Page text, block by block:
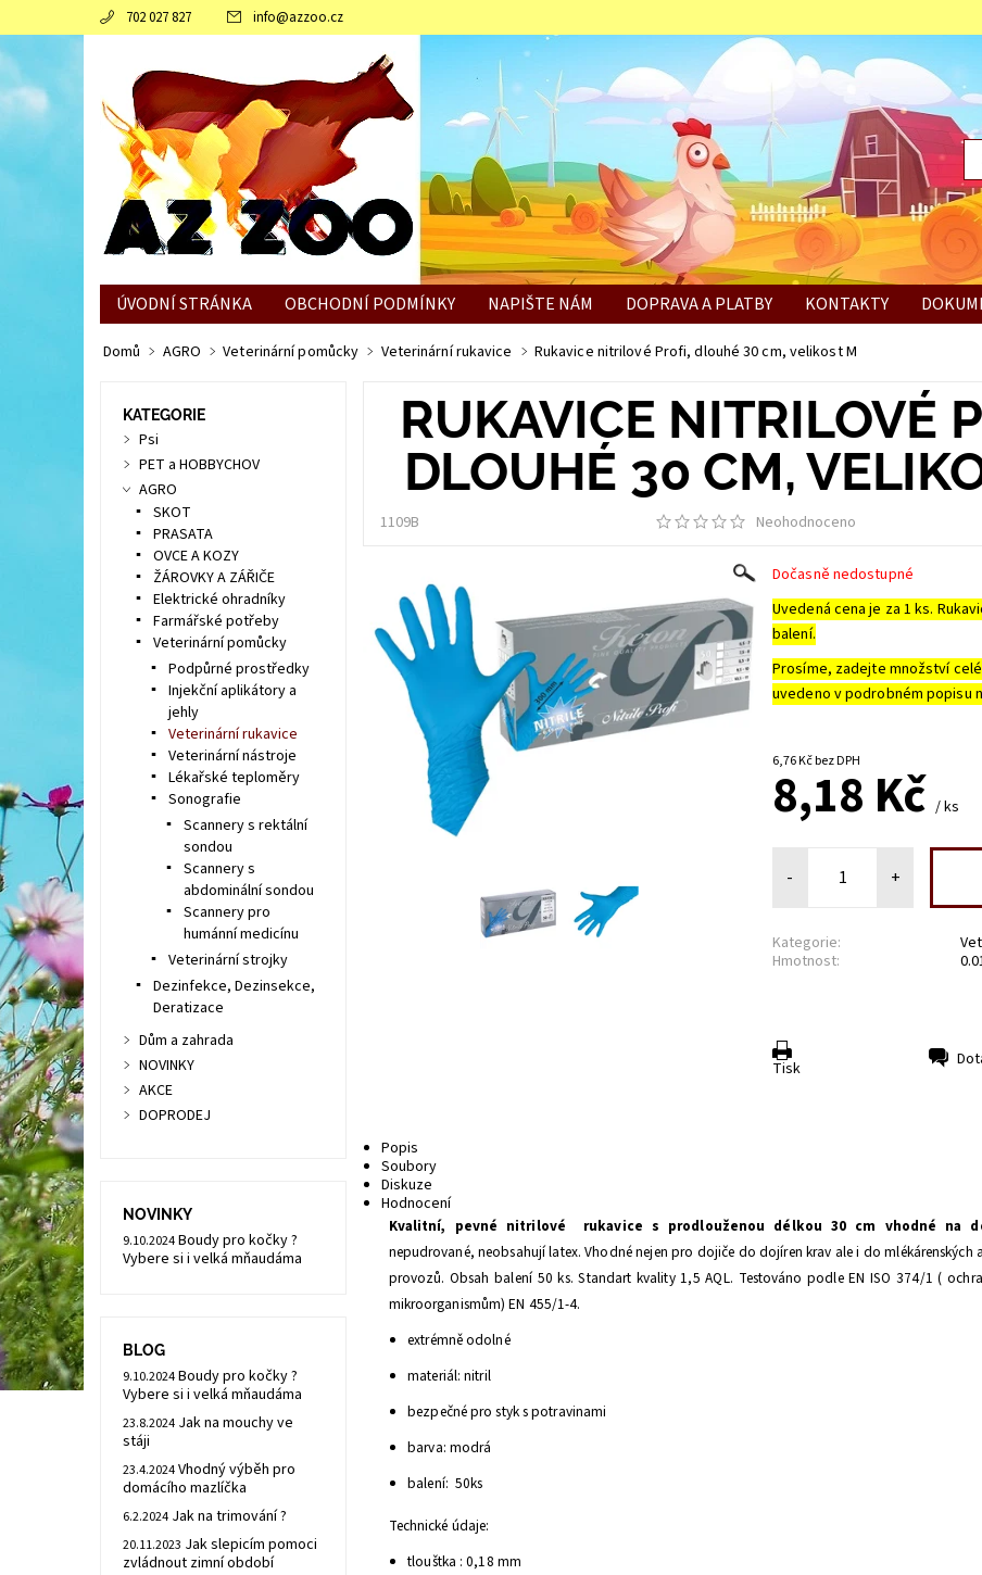
702 027 827 info@azzoo.cz
ÚVODNÍ STRÁNKA OBCHODNÍ PODMÍNKY NAPIŠTE NÁM DOPRAVA A PLATBY KONTAKTY
JAK SLEPICÍM POMOCI ZVLÁDNOUT ZIMNÍ OBDOBÍ
Domů AGRO Veterinární pomůcky Veterinární rukavice Rukavice nitrilové Profi, dlouhé 30 cm, velikost M
RUKAVICE NITRILOVÉ
DLOUHÉ 30 CM,
1109B Neohodnoceno
Dočasně nedostupné
Uvedená cena je za 1 ks.
balení.
Prosíme, zadejte množství
uvedeno v podrobném popisu
6,76 Kč bez DPH
8,18 Kč/ ks
- +
Kategorie:
Hmotnost:
Tisk
Popis
Soubory
Diskuze
Hodnocení
Kvalitní, pevné nitrilové rukavice s prodlouženou délkou 30 cm vhodné na
nepudrované, neobsahují latex. Vhodné nejen pro dojiče do dojíren krav ale i do mlékárenských
provozů. Obsah balení 50 ks. Standart kvality 1,5 AQL. Testováno podle EN ISO 374/1 (
mikroorganismům) EN 455/1-4.
extrémně odolné
materiál: nitril
bezpečné pro styk s potravinami
barva: modrá
balení: 50ks
Technické údaje:
tlouštka : 0,18 mm
KATEGORIE
Psi
PET a HOBBYCHOV
AGRO
SKOT
PRASATA
OVCE A KOZY
ŽÁROVKY A ZÁŘIČE
Elektrické ohradníky
Farmářské potřeby
Veterinární pomůcky
Podpůrné prostředky
Injekční aplikátory a
jehly
Veterinární rukavice
Veterinární nástroje
Lékařské teploměry
Sonografie
Scannery s rektální
sondou
Scannery s
abdominální sondou
Scannery pro
humánní medicínu
Veterinární strojky
Dezinfekce, Dezinsekce,
Deratizace
Dům a zahrada
NOVINKY
AKCE
DOPRODEJ
NOVINKY
9.10.2024Boudy pro kočky ?
Vybere si i velká mňaudáma
BLOG
9.10.2024Boudy pro kočky ?
Vybere si i velká mňaudáma
23.8.2024 Jak na mouchy ve
stáji
23.4.2024Vhodný výběh pro
domácího mazlíčka
6.2.2024 Jak na trimování ?
20.11.2023 Jak slepicím pomoci
zvládnout zimní období